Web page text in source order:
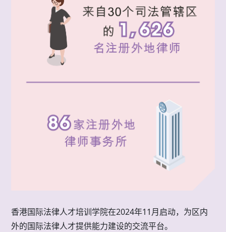
香港国际法律人才培训学院在2024年11月启动，为区内
外的国际法律人才提供能力建设的交流平台。